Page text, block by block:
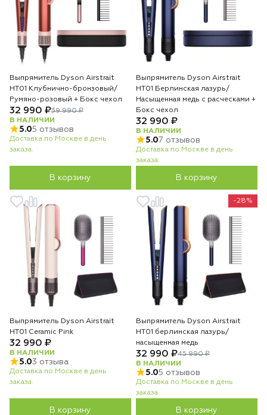
Выпрямитель Dyson Airstrait
HT01 Клубнично-бронзовый/
Румяно-розовый + Бокс чехол
32 990 ₽39 990 ₽
В НАЛИЧИИ
5.05 отзывов
Доставка по Москве в день
заказа.
В корзину
Выпрямитель Dyson Airstrait
HT01 Берлинская лазурь/
Насыщенная медь с расческами +
Бокс чехол
32 990 ₽
В НАЛИЧИИ
5.07 отзывов
Доставка по Москве в день
заказа.
В корзину
Выпрямитель Dyson Airstrait
HT01 Ceramic Pink
32 990 ₽
В НАЛИЧИИ
5.03 отзыва
Доставка по Москве в день
заказа.
В корзину
-28%
Выпрямитель Dyson Airstrait
HT01 берлинская лазурь/
насыщенная медь
32 990 ₽45 990 ₽
В НАЛИЧИИ
5.05 отзывов
Доставка по Москве в день
заказа.
В корзину